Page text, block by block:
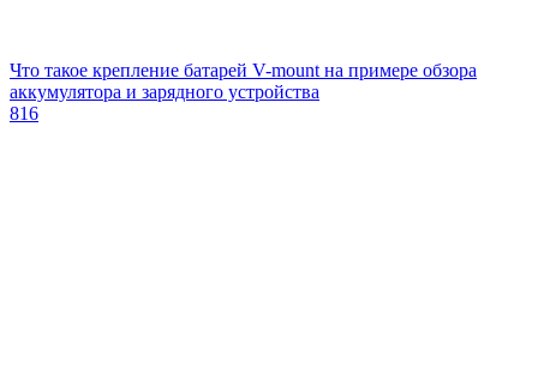
Что такое крепление батарей V-mount на примере обзора
аккумулятора и зарядного устройства
816